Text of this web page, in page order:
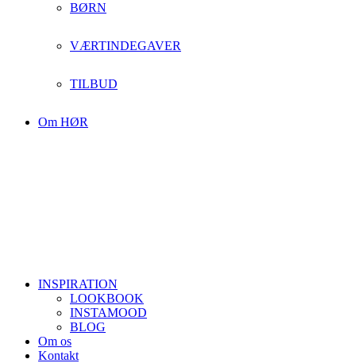
BØRN
VÆRTINDEGAVER
TILBUD
Om HØR
INSPIRATION
LOOKBOOK
INSTAMOOD
BLOG
Om os
Kontakt